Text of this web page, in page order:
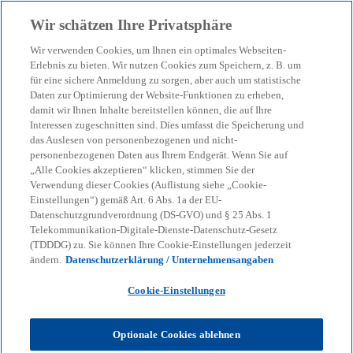
menu search
Wenn Produkte
austauschbar werden: Wie
Unternehmen sich im
Wettbewerb
differenzieren
w w
r
w
r
Wir schätzen Ihre Privatsphäre
Wir verwenden Cookies, um Ihnen ein optimales Webseiten-
Erlebnis zu bieten. Wir nutzen Cookies zum Speichern, z. B. um
für eine sichere Anmeldung zu sorgen, aber auch um statistische
Daten zur Optimierung der Website-Funktionen zu erheben,
damit wir Ihnen Inhalte bereitstellen können, die auf Ihre
Interessen zugeschnitten sind. Dies umfasst die Speicherung und
das Auslesen von personenbezogenen und nicht-
personenbezogenen Daten aus Ihrem Endgerät. Wenn Sie auf
„Alle Cookies akzeptieren“ klicken, stimmen Sie der
Verwendung dieser Cookies (Auflistung siehe „Cookie-
Einstellungen“) gemäß Art. 6 Abs. 1a der EU-
Datenschutzgrundverordnung (DS-GVO) und § 25 Abs. 1
Telekommunikation-Digitale-Dienste-Datenschutz-Gesetz
(TDDDG) zu. Sie können Ihre Cookie-Einstellungen jederzeit
ändern. Datenschutzerklärung / Unternehmensangaben
Cookie-Einstellungen
Optionale Cookies ablehnen